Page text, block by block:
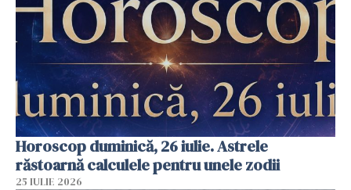
Horoscop duminică, 26 iulie. Astrele
răstoarnă calculele pentru unele zodii
25 IULIE 2026